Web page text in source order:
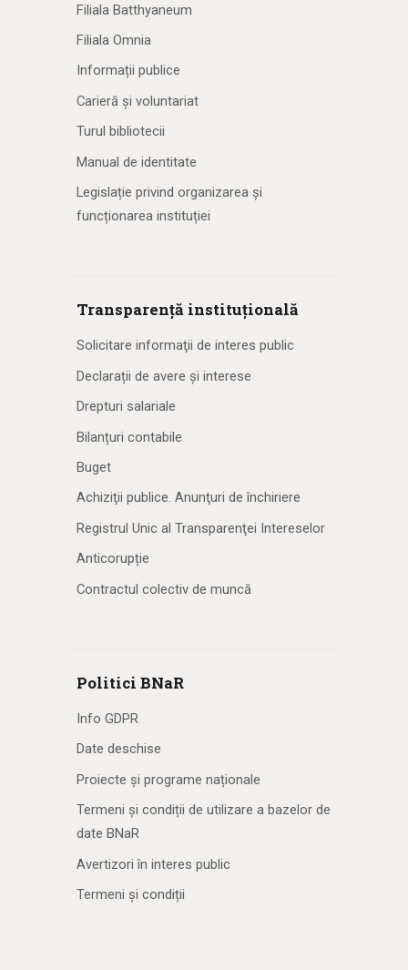
Filiala Batthyaneum
Filiala Omnia
Informații publice
Carieră și voluntariat
Turul bibliotecii
Manual de identitate
Legislație privind organizarea și
funcționarea instituției
Transparență instituțională
Solicitare informaţii de interes public
Declarații de avere și interese
Drepturi salariale
Bilanțuri contabile
Buget
Achiziţii publice. Anunţuri de închiriere
Registrul Unic al Transparenţei Intereselor
Anticorupție
Contractul colectiv de muncă
Politici BNaR
Info GDPR
Date deschise
Proiecte și programe naționale
Termeni și condiții de utilizare a bazelor de
date BNaR
Avertizori în interes public
Termeni și condiții